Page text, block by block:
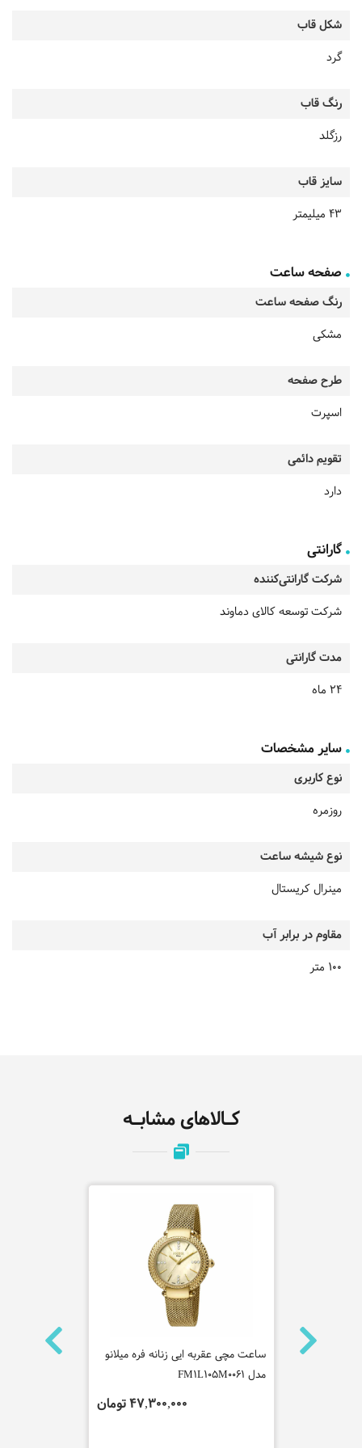
شکل قاب
گرد
رنگ قاب
رزگلد
سایز قاب
43 میلیمتر
صفحه ساعت
رنگ صفحه ساعت
مشکی
طرح صفحه
اسپرت
تقویم دائمی
دارد
گارانتی
شرکت گارانتی‌کننده
شرکت توسعه کالای دماوند
مدت گارانتی
24 ماه
سایر مشخصات
نوع کاربری
روزمره
نوع شیشه ساعت
مینرال کریستال
مقاوم در برابر آب
100 متر
کـالاهای مشابـه
ساعت مچی
ساعت مچی عقربه ایی زنانه فره میلانو
مدل FM1L105M0061
47,300,000 تومان